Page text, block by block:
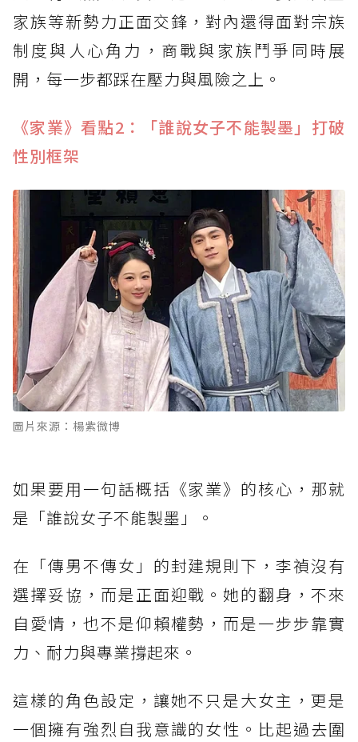
家族等新勢力正面交鋒，對內還得面對宗族
制度與人心角力，商戰與家族鬥爭同時展
開，每一步都踩在壓力與風險之上。
《家業》看點2：「誰說女子不能製墨」打破
性別框架
圖片來源：楊紫微博
如果要用一句話概括《家業》的核心，那就
是「誰說女子不能製墨」。
在「傳男不傳女」的封建規則下，李禎沒有
選擇妥協，而是正面迎戰。她的翻身，不來
自愛情，也不是仰賴權勢，而是一步步靠實
力、耐力與專業撐起來。
這樣的角色設定，讓她不只是大女主，更是
一個擁有強烈自我意識的女性。比起過去圍